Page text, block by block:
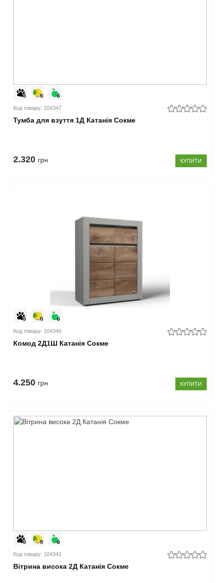
Код товару: 104347
Тумба для взуття 1Д Катанія Сокме
2.320 грн КУПИТИ
Код товару: 104346
Комод 2Д1Ш Катанія Сокме
4.250 грн КУПИТИ
Код товару: 104342
Вітрина висока 2Д Катанія Сокме